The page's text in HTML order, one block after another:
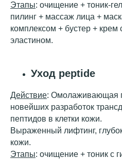
Этапы: очищение + тоник-
пилинг + массаж лица +
комплексом + бустер + крем
эластином.
Уход peptide
Действие: Омолаживающая
новейших разработок
пептидов в клетки кожи.
Выраженный лифтинг,
кожи.
Этапы: очищение + тоник с